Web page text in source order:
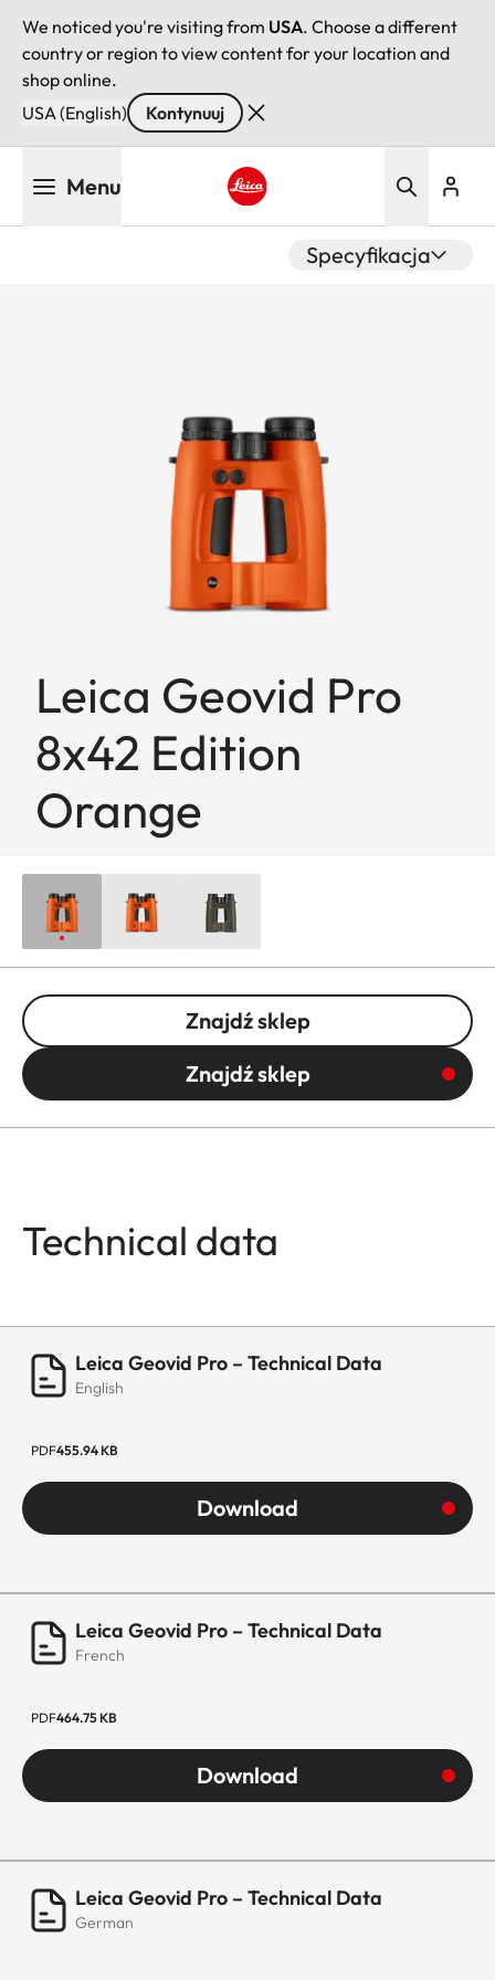
We noticed you're visiting from USA. Choose a different
country or region to view content for your location and
shop online.
USA (English)
Kontynuuj
Menu
Specyfikacja
Leica Geovid Pro
8x42 Edition
Orange
Znajdź sklep
Znajdź sklep
Technical data
Leica Geovid Pro – Technical Data
English
PDF455.94 KB
Download
Leica Geovid Pro – Technical Data
French
PDF464.75 KB
Download
Leica Geovid Pro – Technical Data
German